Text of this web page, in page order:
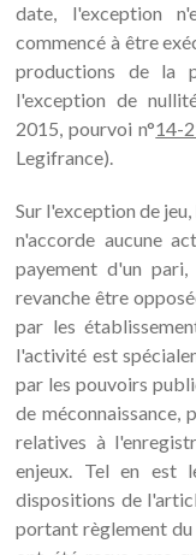
date, l'exception
commencé à être
productions de la
l'exception de
2015, pourvoi n°14-
Legifrance).
Sur l'exception de
n'accorde aucune
payement d'un
revanche être
par les
l'activité est
par les pouvoirs
de méconnaissance,
relatives à
enjeux. Tel en est
dispositions de
portant règlement